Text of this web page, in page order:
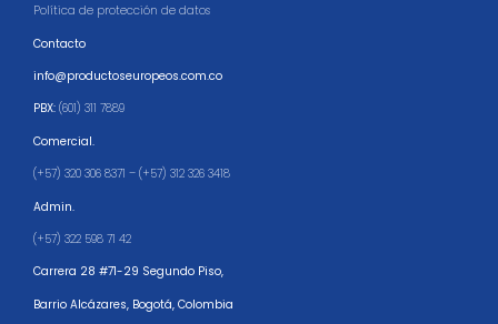
Política de protección de datos
Contacto
info@productoseuropeos.com.co
PBX: (601) 311 7889
Comercial.
(+57) 320 306 8371 – (+57) 312 326 3418
Admin.
(+57) 322 598 71 42
Carrera 28 #71-29 Segundo Piso,
Barrio Alcázares, Bogotá, Colombia